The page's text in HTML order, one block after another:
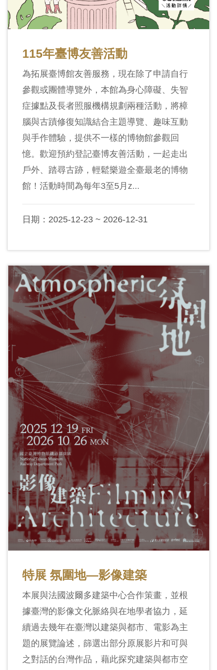
115年臺博友善活動
為拓展臺博館友善服務，現在除了申請自行
參觀或團體導覽外，本館為身心障礙、失智
症據點及長者照服機構規劃兩種活動，將樟
腦與古蹟修復知識結合主題導覽、趣味互動
與手作體驗，提供不一樣的博物館參觀回
憶。歡迎預約登記臺博友善活動，一起走出
戶外、踏尋古跡，輕鬆樂遊全臺最老的博物
館！活動時間為每年3至5月z...
日期：2025-12-23 ~ 2026-12-31
特展 氛圍地—影像建築
本展與法國波爾多建築中心合作策畫，並根
據臺灣的影像文化脈絡與在地學者協力，延
續過去幾年在臺灣以建築與都市、電影為主
題的展覽論述，篩選出部分原展影片和可與
之對話的台灣作品，藉此探究建築與都市空